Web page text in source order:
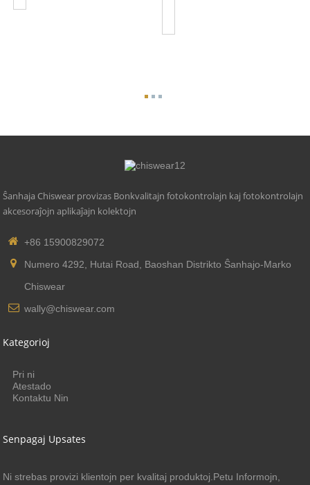
Ŝanhaja Chiswear provizas Bonkvalitajn fotokontrolajn kaj fotokontrolajn
akcesoraĵojn aplikaĵajn kolektojn
+86 15900829072
Numero 4292, Hutai Road, Baoshan Distrikto Ŝanhajo-Marko
Chiswear
wally@chiswear.com
Kategorioj
Pri ni
Atestado
Kontaktu Nin
Senpagaj Upsates
Ni strebas provizi klientojn per kvalitaj produktoj.Petu Informojn,